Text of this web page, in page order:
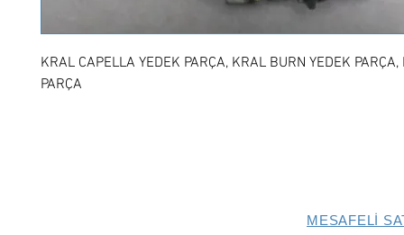
KRAL CAPELLA YEDEK PARÇA, KRAL BURN YEDEK PARÇA,
PARÇA
MESAFELİ